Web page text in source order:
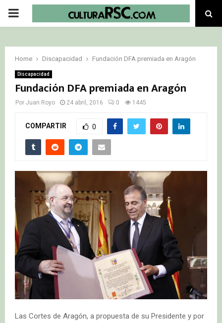
PRIMARY
Home Discapacidad Fundación DFA premiada en Aragón
Discapacidad
Fundación DFA premiada en Aragón
Por Juan Royo 24 abril, 2016 0 1445
COMPARTIR 0
Las Cortes de Aragón, a propuesta de su Presidente y por